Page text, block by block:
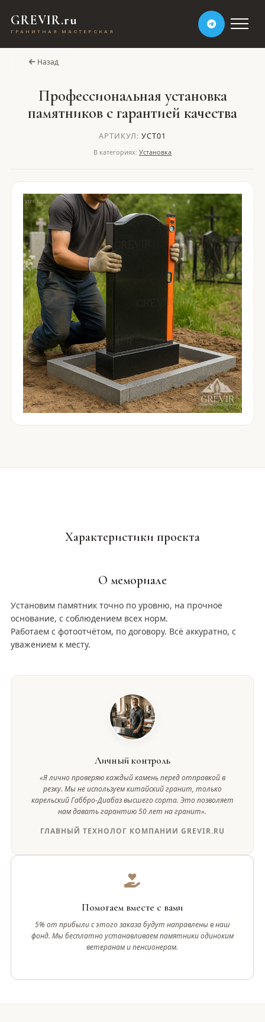
GREVIR.ru
ГРАНИТНАЯ МАСТЕРСКАЯ
Назад
Профессиональная установка
памятников с гарантией качества
АРТИКУЛ: УСТ01
В категориях: Установка
Характеристики проекта
О мемориале
Установим памятник точно по уровню, на прочное
основание, с соблюдением всех норм.
Работаем с фотоотчётом, по договору. Всё аккуратно, с
уважением к месту.
Личный контроль
«Я лично проверяю каждый камень перед отправкой в
резку. Мы не используем китайский гранит, только
карельский Габбро-Диабаз высшего сорта. Это позволяет
нам давать гарантию 50 лет на гранит».
ГЛАВНЫЙ ТЕХНОЛОГ КОМПАНИИ GREVIR.RU
Помогаем вместе с вами
5% от прибыли с этого заказа будут направлены в наш
фонд. Мы бесплатно устанавливаем памятники одиноким
ветеранам и пенсионерам.